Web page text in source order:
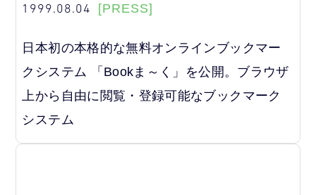
1999.08.04 [PRESS]
日本初の本格的な無料オンラインブックマー
クシステム 「Bookま～く」を公開。ブラウザ
上から自由に閲覧・登録可能なブックマーク
システム